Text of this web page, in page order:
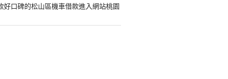
好口碑的松山區機車借款進入網站桃園